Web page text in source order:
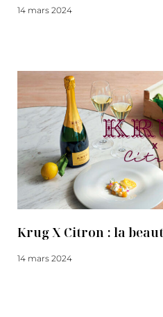
14 mars 2024
Krug X Citron : la
14 mars 2024